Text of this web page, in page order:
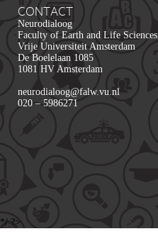
CONTACT
Neurodialoog
Faculty of Earth and Life Sciences
Vrije Universiteit Amsterdam
De Boelelaan 1085
1081 HV Amsterdam
neurodialoog@falw.vu.nl
020 – 5986271
*/ ?>